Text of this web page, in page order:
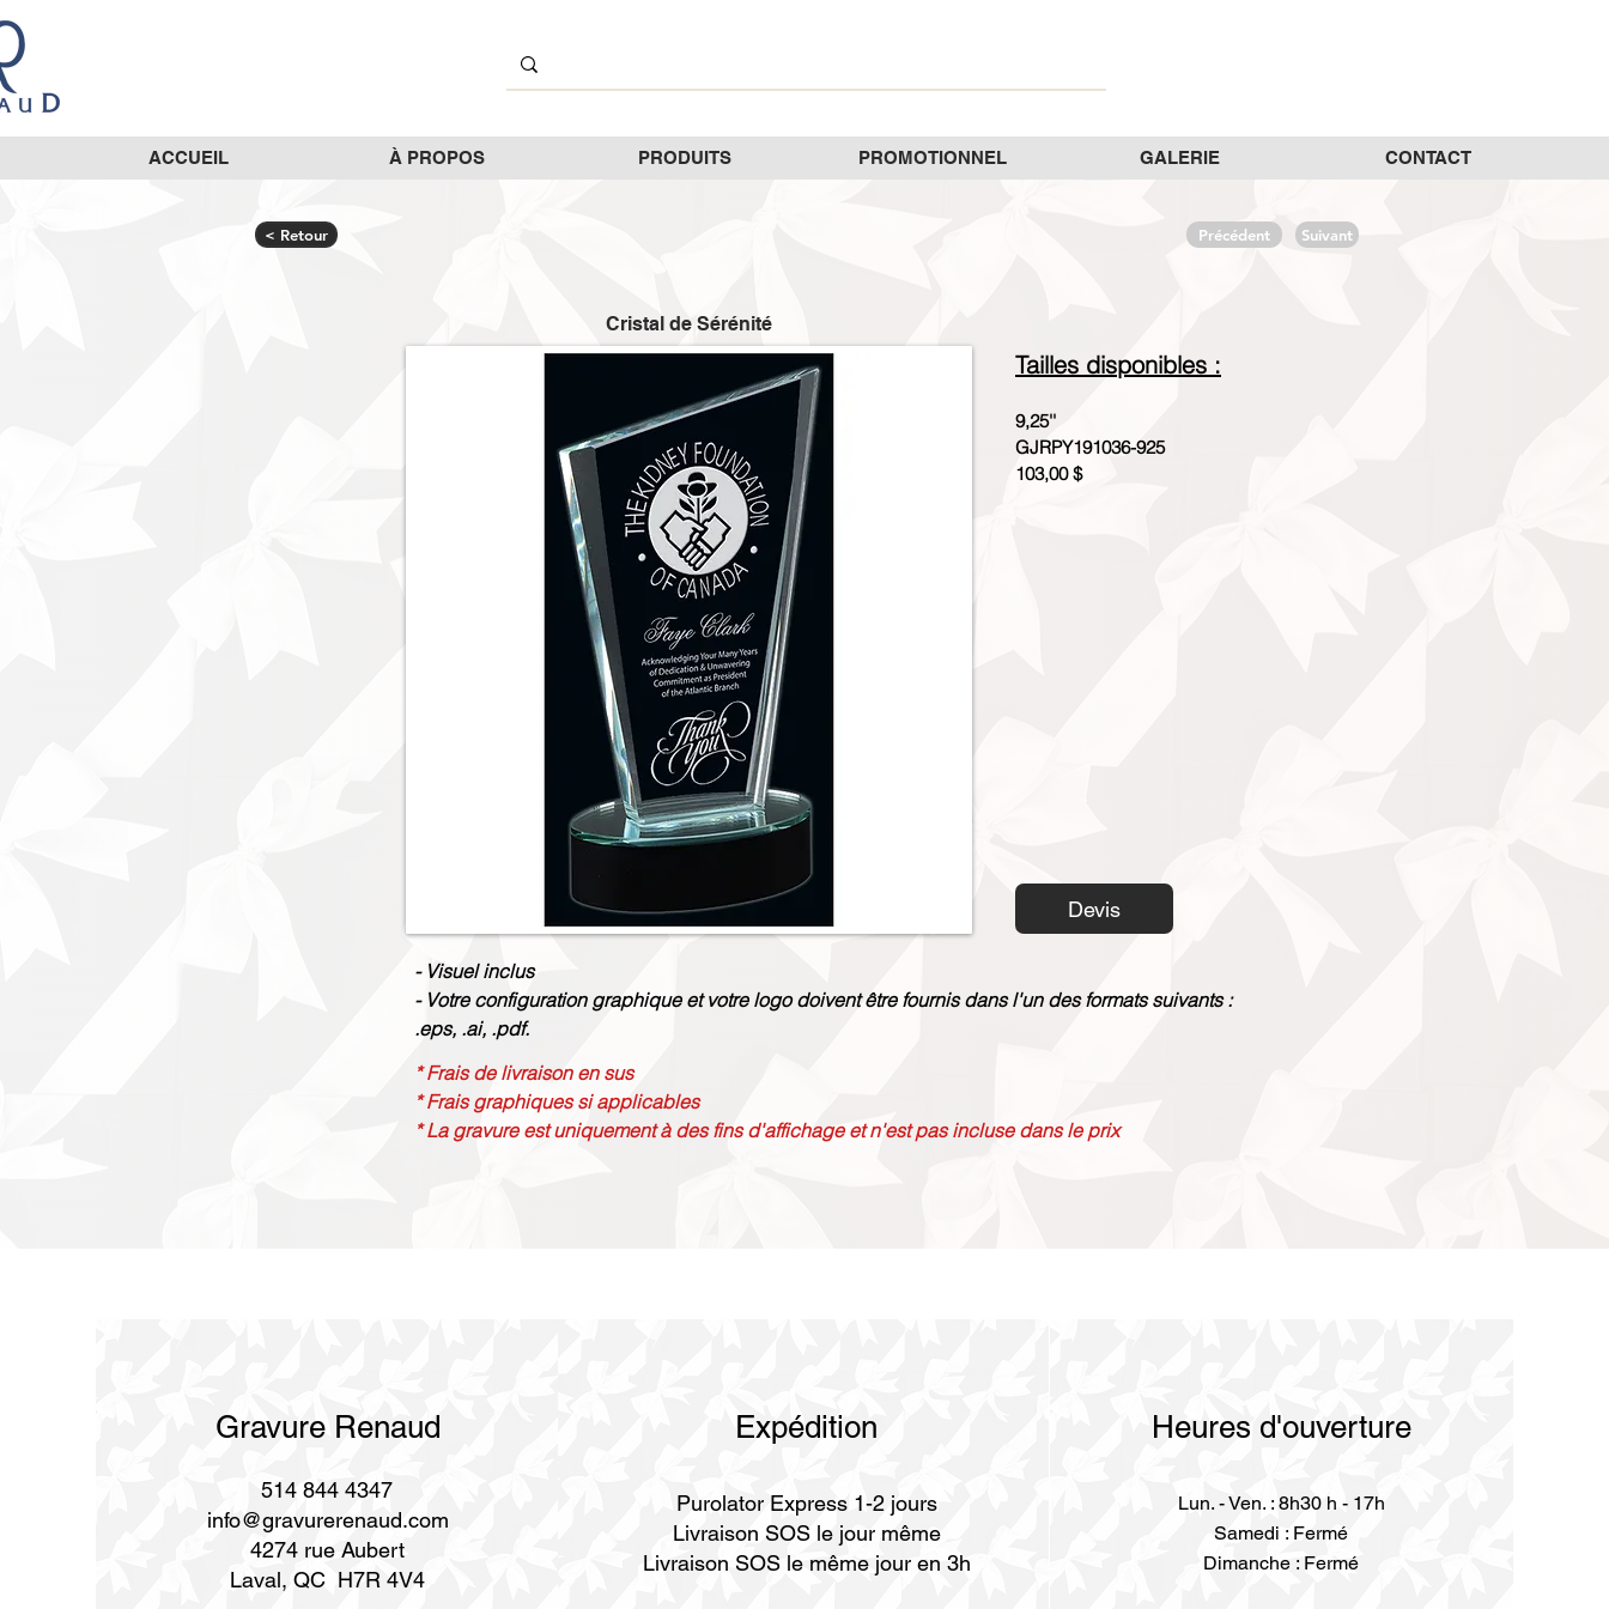
ACCUEIL À PROPOS PRODUITS PROMOTIONNEL GALERIE CONTACT
< Retour Précédent Suivant
Cristal de Sérénité
Tailles disponibles :
9,25''
GJRPY191036-925
103,00 $
Devis
- Visuel inclus
- Votre configuration graphique et votre logo doivent être fournis dans l'un des formats suivants :
.eps, .ai, .pdf.
* Frais de livraison en sus
* Frais graphiques si applicables
* La gravure est uniquement à des fins d'affichage et n'est pas incluse dans le prix
Gravure Renaud
514 844 4347
info@gravurerenaud.com
4274 rue Aubert
Laval, QC H7R 4V4
Expédition
Purolator Express 1-2 jours
Livraison SOS le jour même
Livraison SOS le même jour en 3h
Heures d'ouverture
Lun. - Ven. : 8h30 h - 17h
Samedi : Fermé
Dimanche : Fermé